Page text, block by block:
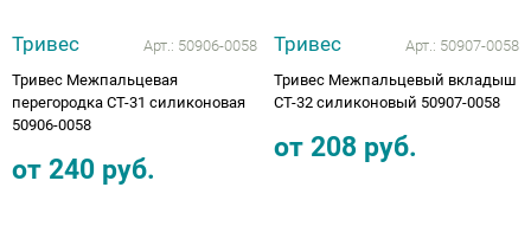
Тривес Арт.: 50906-0058
Тривес Межпальцевая
перегородка СТ-31 силиконовая
50906-0058
от 240 руб.
Тривес Арт.: 50907-0058
Тривес Межпальцевый вкладыш
СТ-32 силиконовый 50907-0058
от 208 руб.